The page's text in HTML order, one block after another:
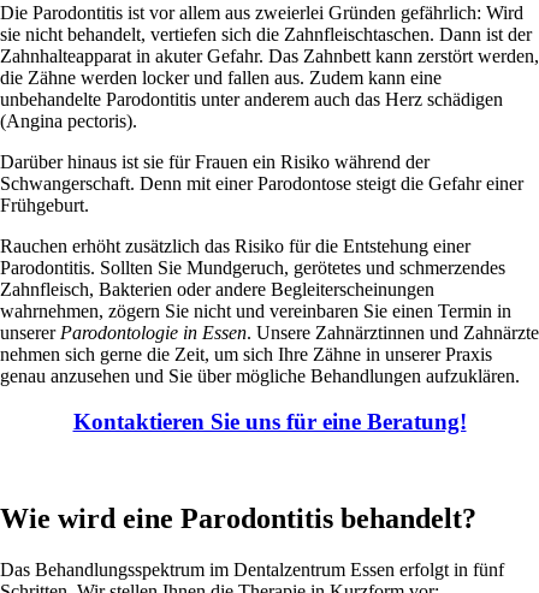
Die Parodontitis ist vor allem aus zweierlei Gründen gefährlich: Wird
sie nicht behandelt, vertiefen sich die Zahnfleischtaschen. Dann ist der
Zahnhalteapparat in akuter Gefahr. Das Zahnbett kann zerstört werden,
die Zähne werden locker und fallen aus. Zudem kann eine
unbehandelte Parodontitis unter anderem auch das Herz schädigen
(Angina pectoris).
Darüber hinaus ist sie für Frauen ein Risiko während der
Schwangerschaft. Denn mit einer Parodontose steigt die Gefahr einer
Frühgeburt.
Rauchen erhöht zusätzlich das Risiko für die Entstehung einer
Parodontitis. Sollten Sie Mundgeruch, gerötetes und schmerzendes
Zahnfleisch, Bakterien oder andere Begleiterscheinungen
wahrnehmen, zögern Sie nicht und vereinbaren Sie einen Termin in
unserer Parodontologie in Essen. Unsere Zahnärztinnen und Zahnärzte
nehmen sich gerne die Zeit, um sich Ihre Zähne in unserer Praxis
genau anzusehen und Sie über mögliche Behandlungen aufzuklären.
Kontaktieren Sie uns für eine Beratung!
Wie wird eine Parodontitis behandelt?
Das Behandlungsspektrum im Dentalzentrum Essen erfolgt in fünf